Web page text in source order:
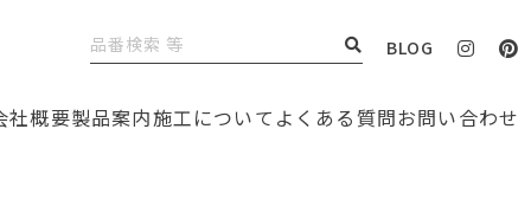
BLOG
社概要製品案内施工について よくある質問お問い合わせ